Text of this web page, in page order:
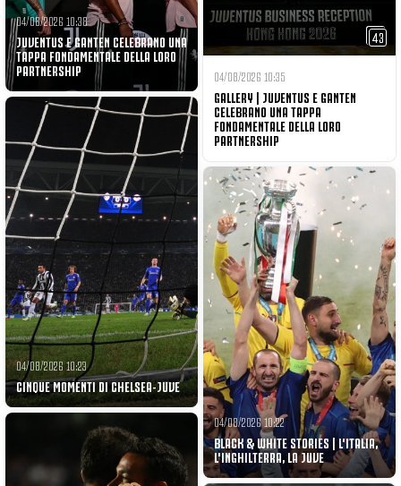
04/08/2026 10:38
JUVENTUS E GANTEN CELEBRANO UNA
TAPPA FONDAMENTALE DELLA LORO
PARTNERSHIP
43
04/08/2026 10:35
GALLERY | JUVENTUS E GANTEN
CELEBRANO UNA TAPPA
FONDAMENTALE DELLA LORO
PARTNERSHIP
04/08/2026 10:23
CINQUE MOMENTI DI CHELSEA-JUVE
04/08/2026 10:22
BLACK & WHITE STORIES | L'ITALIA,
L'INGHILTERRA, LA JUVE